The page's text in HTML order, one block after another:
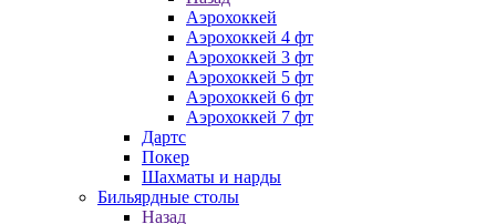
Аэрохоккей
Аэрохоккей 4 фт
Аэрохоккей 3 фт
Аэрохоккей 5 фт
Аэрохоккей 6 фт
Аэрохоккей 7 фт
Дартс
Покер
Шахматы и нарды
Бильярдные столы
Назад